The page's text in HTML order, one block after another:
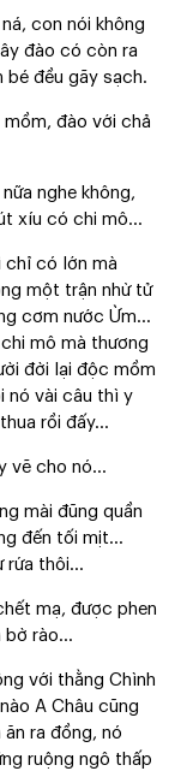
con nói không
đào có còn ra
bé đều gãy sạch.
đào với chả
nghe không,
xíu có chi mô...
chỉ có lớn mà
một trận nhừ tử
cơm nước Ừm...
mô mà thương
đời lại độc mồm
nó vài câu thì y
rồi đấy...
vẽ cho nó...
mài đũng quần
đến tối mịt...
rứa thôi...
mạ, được phen
bờ rào...
với thằng Chình
A Châu cũng
ăn ra đồng, nó
ruộng ngô thấp